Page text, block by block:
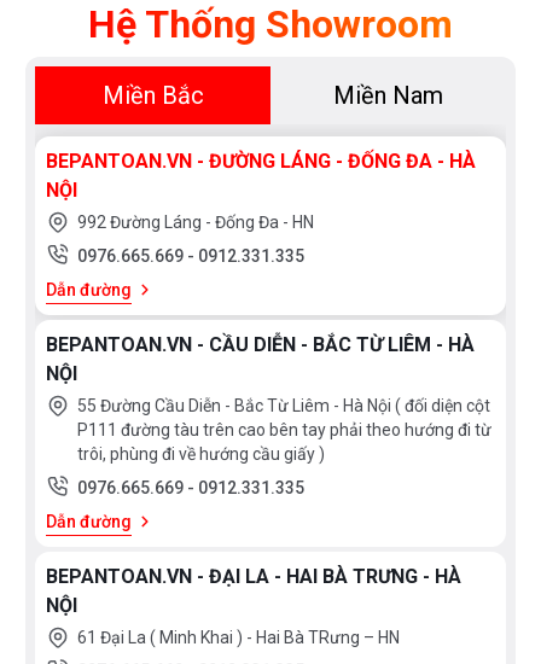
Hệ Thống Showroom
Miền Bắc Miền Nam
BEPANTOAN.VN - ĐƯỜNG LÁNG - ĐỐNG ĐA - HÀ
NỘI
992 Đường Láng - Đống Đa - HN
0976.665.669 - 0912.331.335
Dẫn đường
BEPANTOAN.VN - CẦU DIỄN - BẮC TỪ LIÊM - HÀ
NỘI
55 Đường Cầu Diễn - Bắc Từ Liêm - Hà Nội ( đối diện cột
P111 đường tàu trên cao bên tay phải theo hướng đi từ
trôi, phùng đi về hướng cầu giấy )
0976.665.669 - 0912.331.335
Dẫn đường
BEPANTOAN.VN - ĐẠI LA - HAI BÀ TRƯNG - HÀ
NỘI
61 Đại La ( Minh Khai ) - Hai Bà TRưng – HN